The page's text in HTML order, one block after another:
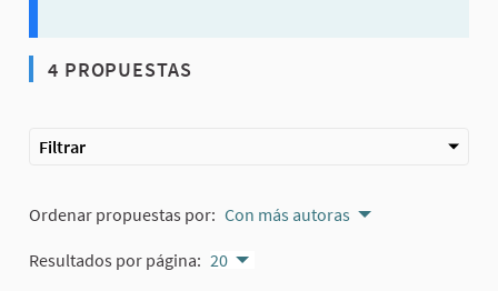
4 PROPUESTAS
Filtrar
Ordenar propuestas por: Con más autoras
Resultados por página: 20